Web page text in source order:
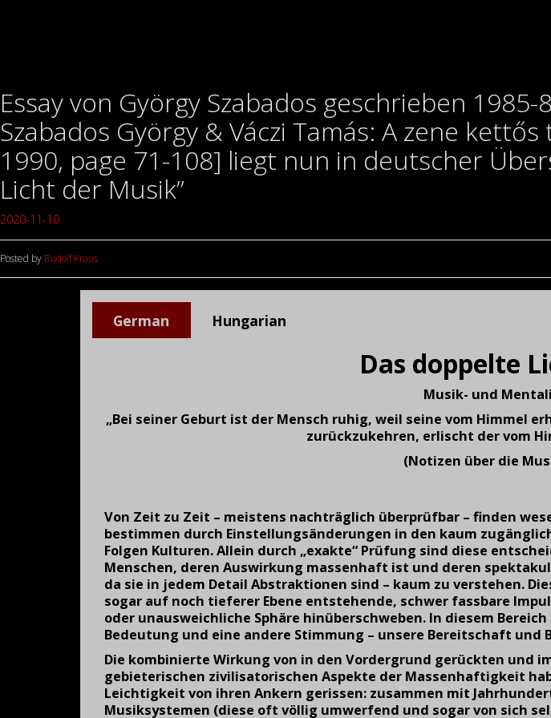
Essay von György Szabados geschrieben
Szabados György & Váczi Tamás: A zene
1990, page 71-108] liegt nun in deutscher
Licht der Musik”
2020-11-10
Posted by Rudolf Kraus
German Hungarian
Das doppelte
Musik- und
„Bei seiner Geburt ist der Mensch ruhig, weil seine vom Himmel
zurückzukehren, erlischt der vom
(Notizen über die
Von Zeit zu Zeit – meistens nachträglich überprüfbar – finden
bestimmen durch Einstellungsänderungen in den kaum zugä
Folgen Kulturen. Allein durch „exakte“ Prüfung sind diese
Menschen, deren Auswirkung massenhaft ist und deren spektakul
da sie in jedem Detail Abstraktionen sind – kaum zu verstehen.
sogar auf noch tieferer Ebene entstehende, schwer fassbare
oder unausweichliche Sphäre hinüberschweben. In diesem
Bedeutung und eine andere Stimmung – unsere Bereitschaft und
Die kombinierte Wirkung von in den Vordergrund gerückten und
gebieterischen zivilisatorischen Aspekte der Massenhaftigkeit
Leichtigkeit von ihren Ankern gerissen: zusammen mit
Musiksystemen (diese oft völlig umwerfend und sogar von sich